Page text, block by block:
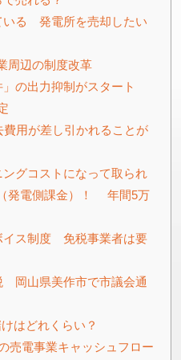
る 発電所を売却したい
周辺の制度改革
の出力抑制がスタート
用が差し引かれることが
グコストになって取られ
発電側課金）！ 年間5万
ス制度 免税事業者は要
山県美作市で市議会通
はどれくらい？
電事業キャッシュフロー